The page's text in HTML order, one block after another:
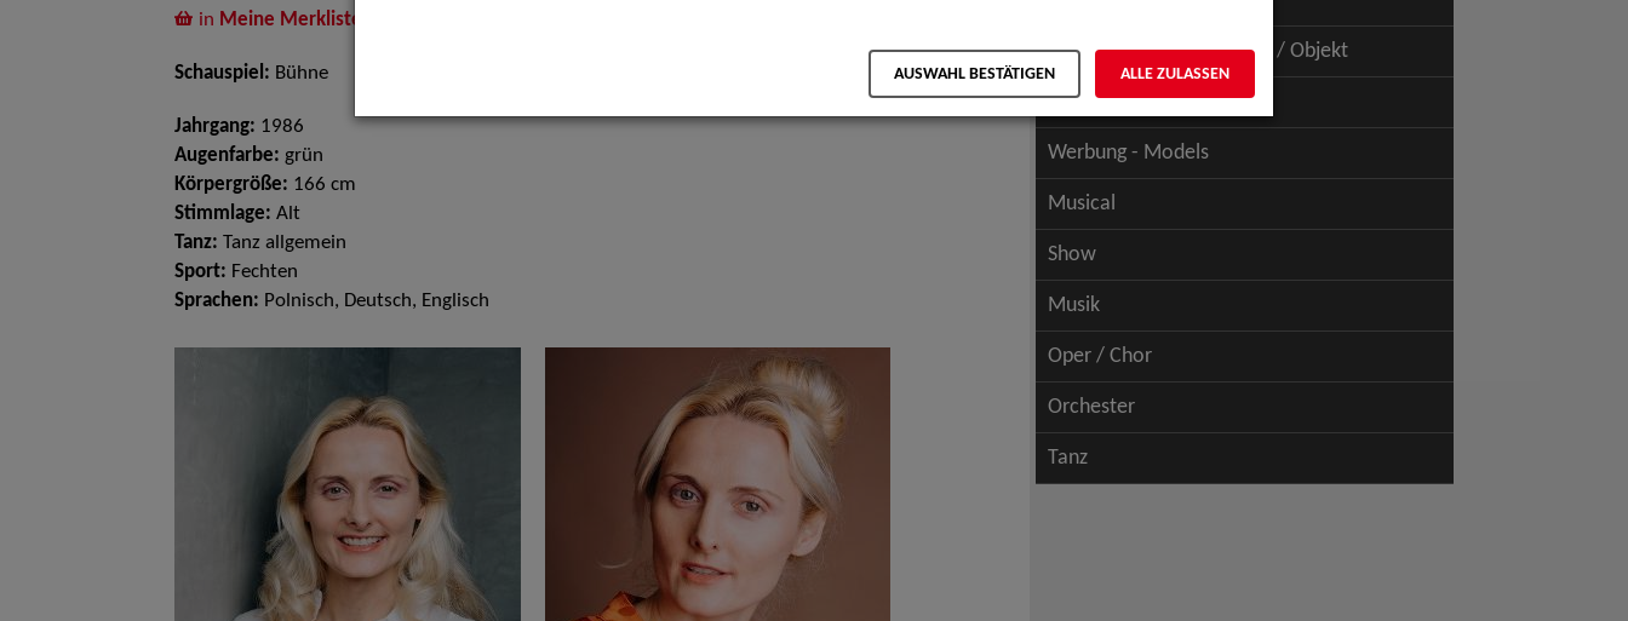
in Meine Merkliste
Schauspiel: Bühne
Jahrgang: 1986
Augenfarbe: grün
Körpergröße: 166 cm
Stimmlage: Alt
Tanz: Tanz allgemein
Sport: Fechten
Sprachen: Polnisch, Deutsch, Englisch
Schauspiel - Figur / Puppe / Objekt
Werbung - Talents
Werbung - Models
Musical
Show
Musik
Oper / Chor
Orchester
Tanz
AUSWAHL BESTÄTIGEN ALLE ZULASSEN